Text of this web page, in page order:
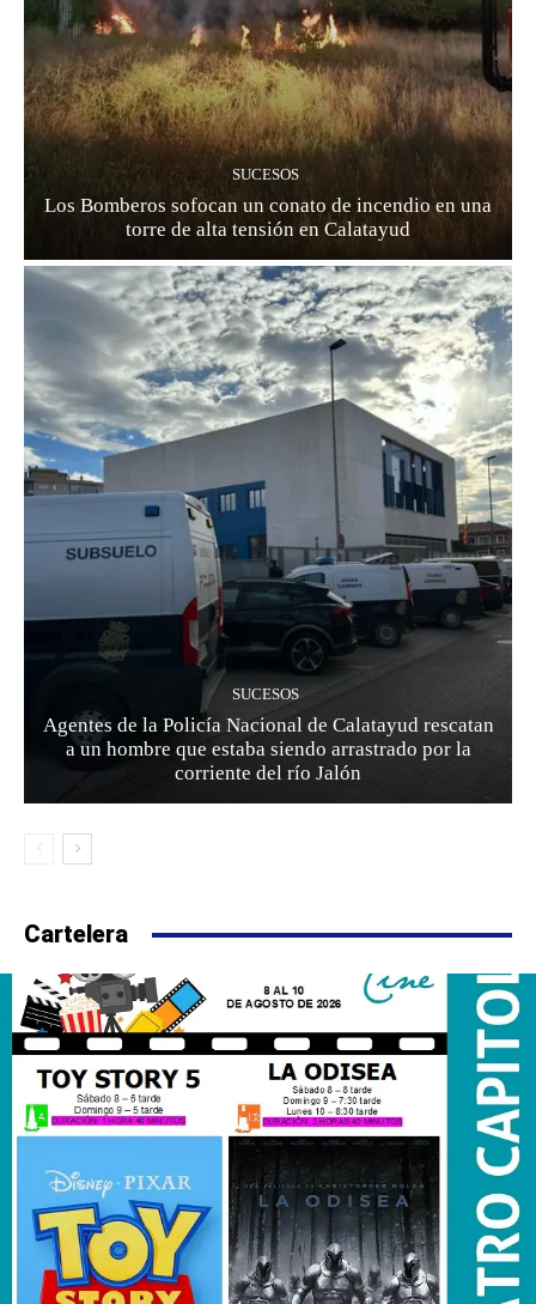
SUCESOS
Los Bomberos sofocan un conato de incendio en una
torre de alta tensión en Calatayud
SUCESOS
Agentes de la Policía Nacional de Calatayud rescatan
a un hombre que estaba siendo arrastrado por la
corriente del río Jalón
Cartelera